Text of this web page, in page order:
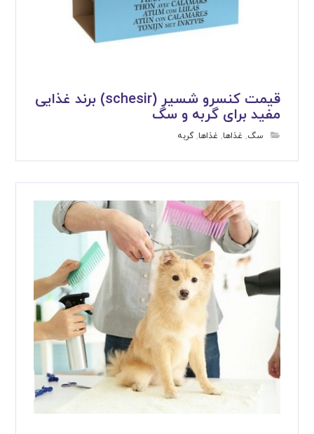
قیمت کنسرو شسیر (schesir) برند غذایی
مفید برای گربه و سگ
سگ, غذاها, غذاها,گربه